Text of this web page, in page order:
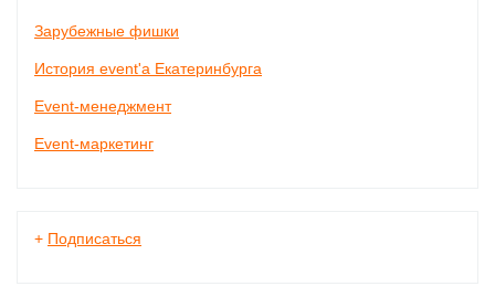
Зарубежные фишки
История event'а Екатеринбурга
Event-менеджмент
Event-маркетинг
+ Подписаться